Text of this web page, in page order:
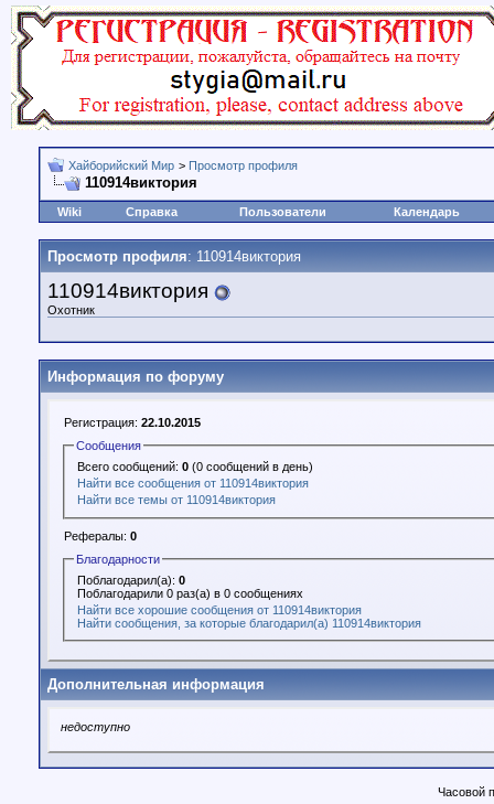
Хайборийский Мир > Просмотр профиля
110914виктория
Wiki Справка Пользователи Календарь
Просмотр профиля: 110914виктория
110914виктория
Охотник
Информация по форуму
Регистрация: 22.10.2015
Сообщения
Всего сообщений:0 (0 сообщений в день)
Найти все сообщения от 110914виктория
Найти все темы от 110914виктория
Рефералы: 0
Благодарности
Поблагодарил(а):0
Поблагодарили 0 раз(а) в 0 сообщениях
Найти все хорошие сообщения от 110914виктория
Найти сообщения, за которые благодарил(а) 110914виктория
Дополнительная информация
недоступно
Часовой